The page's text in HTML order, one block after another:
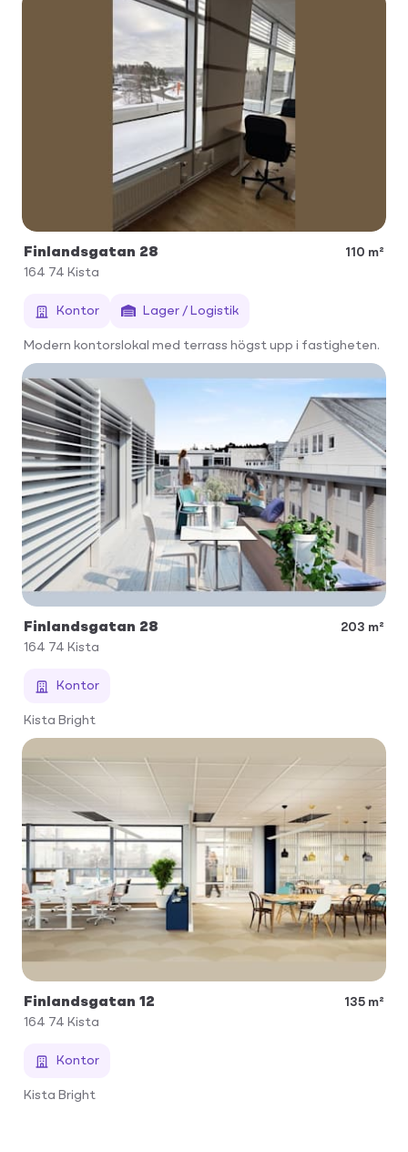
Finlandsgatan 28
110 m²
164 74 Kista
Kontor Lager / Logistik
Modern kontorslokal med terrass högst upp i fastigheten.
Finlandsgatan 28
203 m²
164 74 Kista
Kontor
Kista Bright
Finlandsgatan 12
135 m²
164 74 Kista
Kontor
Kista Bright